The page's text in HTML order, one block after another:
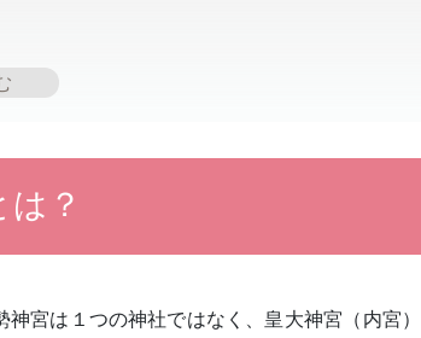
？
神宮は１つの神社ではなく、皇大神宮（内宮